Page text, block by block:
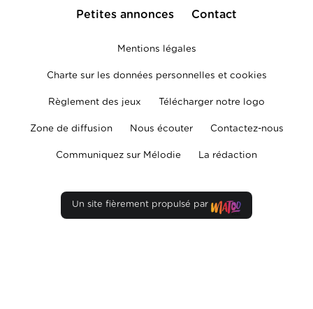
Petites annonces Contact
Mentions légales
Charte sur les données personnelles et cookies
Règlement des jeux Télécharger notre logo
Zone de diffusion Nous écouter Contactez-nous
Communiquez sur Mélodie La rédaction
Un site fièrement propulsé par